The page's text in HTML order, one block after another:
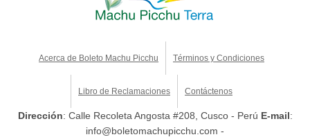
Acerca de Boleto Machu Picchu Términos y Condiciones
Libro de Reclamaciones Contáctenos
Dirección: Calle Recoleta Angosta #208, Cusco - Perú E-mail:
info@boletomachupicchu.com -